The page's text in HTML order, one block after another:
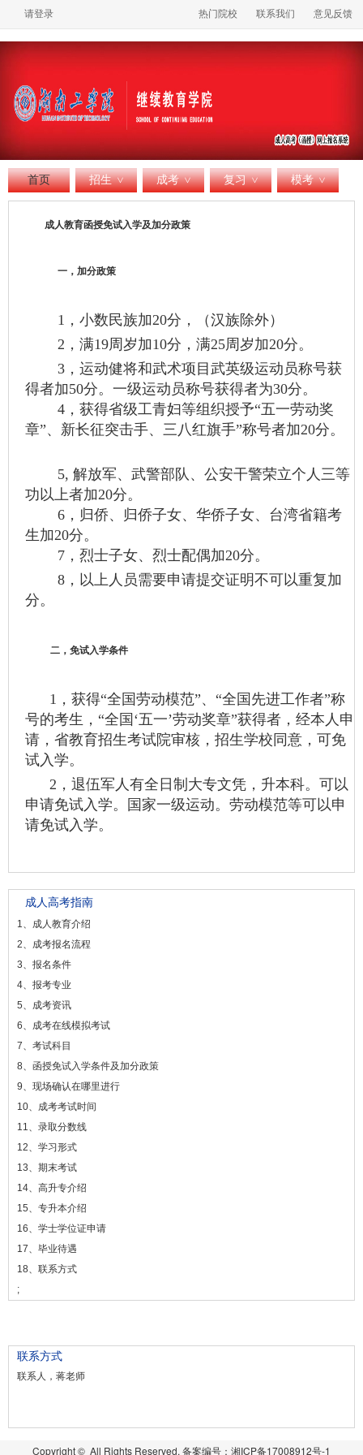
请登录 热门院校 联系我们 意见反馈
首页 招生 > 成考 > 复习 > 模考 >
成人教育函授免试入学及加分政策
一，加分政策
1，小数民族加20分，（汉族除外）
2，满19周岁加10分，满25周岁加20分。
3，运动健将和武术项目武英级运动员称号获
得者加50分。一级运动员称号获得者为30分。
4，获得省级工青妇等组织授予“五一劳动奖
章”、新长征突击手、三八红旗手”称号者加20分。
5, 解放军、武警部队、公安干警荣立个人三等
功以上者加20分。
6，归侨、归侨子女、华侨子女、台湾省籍考
生加20分。
7，烈士子女、烈士配偶加20分。
8，以上人员需要申请提交证明不可以重复加
分。
二，免试入学条件
1，获得“全国劳动模范”、“全国先进工作者”称
号的考生，“全国‘五一’劳动奖章”获得者，经本人申
请，省教育招生考试院审核，招生学校同意，可免
试入学。
2，退伍军人有全日制大专文凭，升本科。可以
申请免试入学。国家一级运动。劳动模范等可以申
请免试入学。
成人高考指南
1、成人教育介绍
2、成考报名流程
3、报名条件
4、报考专业
5、成考资讯
6、成考在线模拟考试
7、考试科目
8、函授免试入学条件及加分政策
9、现场确认在哪里进行
10、成考考试时间
11、录取分数线
12、学习形式
13、期末考试
14、高升专介绍
15、专升本介绍
16、学士学位证申请
17、毕业待遇
18、联系方式
;
联系方式
联系人，蒋老师
Copyright © All Rights Reserved. 备案编号： 湘ICP备17008912号-1